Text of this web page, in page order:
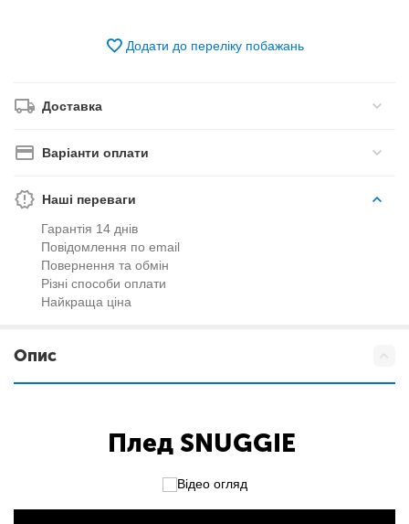
Додати до переліку побажань
Доставка
Варіанти оплати
Наші переваги
Гарантія 14 днів
Повідомлення по email
Повернення та обмін
Різні способи оплати
Найкраща ціна
Опис
Плед SNUGGIE
Відео огляд